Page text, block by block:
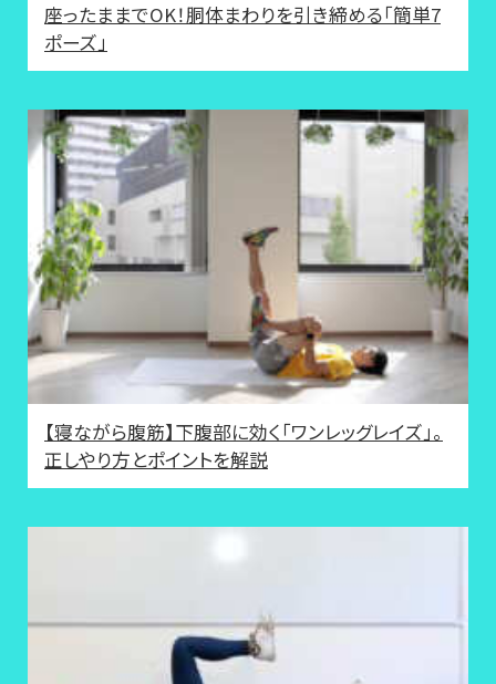
座ったままでOK！胴体まわりを引き締める「簡単7
ポーズ」
【寝ながら腹筋】下腹部に効く「ワンレッグレイズ」。
正しやり方とポイントを解説